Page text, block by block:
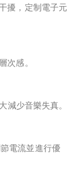
擾，定制電子元
次感。
少音樂失真。
電流並進行優